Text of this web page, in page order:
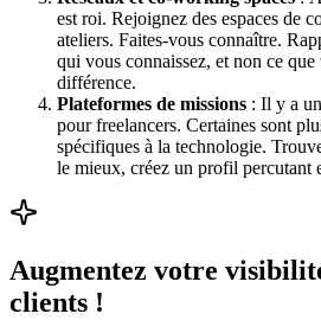
est roi. Rejoignez des espaces de
ateliers. Faites-vous connaître.
qui vous connaissez, et non ce
différence.
Plateformes de missions : Il y a
pour freelancers. Certaines sont
spécifiques à la technologie.
le mieux, créez un profil percutant
Augmentez votre
clients !